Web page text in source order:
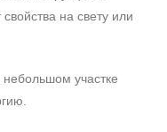
на свету или
небольшом участке